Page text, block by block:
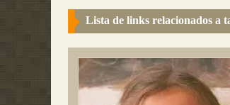
Lista de links relacionados a